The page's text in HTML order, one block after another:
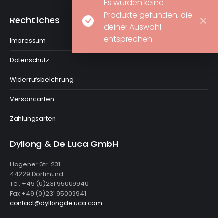
Es wurden keine
Produkte gefunden, die
deiner Auswahl
entsprechen.
Rechtliches
Impressum
Datenschutz
Widerrufsbelehrung
Versandarten
Zahlungsarten
Dyllong & De Luca GmbH
Hagener Str. 231
44229 Dortmund
Tel. +49 (0)231 95009940
Fax +49 (0)231 95009941
contact@dyllongdeluca.com